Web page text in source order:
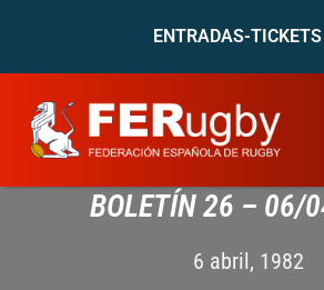
ENTRADAS-TICKETS
BOLETÍN 26 – 06/
6 abril, 1982